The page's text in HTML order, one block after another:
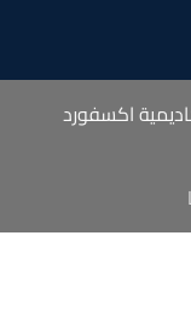
© 2021 – أكاديمية اكسفورد